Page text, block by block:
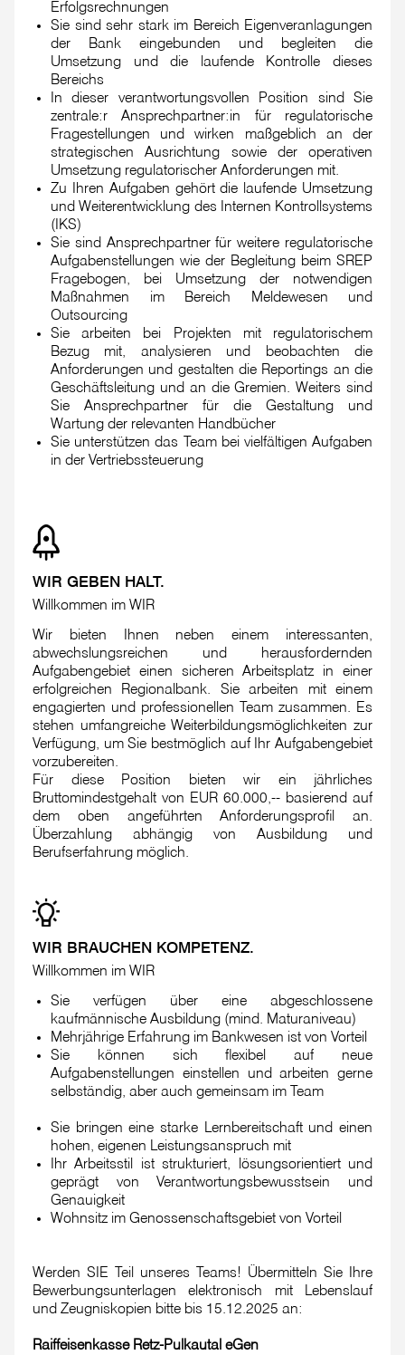
Erfolgsrechnungen
Sie sind sehr stark im Bereich Eigenveranlagungen
der Bank eingebunden und begleiten die
Umsetzung und die laufende Kontrolle dieses
Bereichs
In dieser verantwortungsvollen Position sind Sie
zentrale:r Ansprechpartner:in für regulatorische
Fragestellungen und wirken maßgeblich an der
strategischen Ausrichtung sowie der operativen
Umsetzung regulatorischer Anforderungen mit.
Zu Ihren Aufgaben gehört die laufende Umsetzung
und Weiterentwicklung des Internen Kontrollsystems
(IKS)
Sie sind Ansprechpartner für weitere regulatorische
Aufgabenstellungen wie der Begleitung beim SREP
Fragebogen, bei Umsetzung der notwendigen
Maßnahmen im Bereich Meldewesen und
Outsourcing
Sie arbeiten bei Projekten mit regulatorischem
Bezug mit, analysieren und beobachten die
Anforderungen und gestalten die Reportings an die
Geschäftsleitung und an die Gremien. Weiters sind
Sie Ansprechpartner für die Gestaltung und
Wartung der relevanten Handbücher
Sie unterstützen das Team bei vielfältigen Aufgaben
in der Vertriebssteuerung
WIR GEBEN HALT.
Willkommen im WIR
Wir bieten Ihnen neben einem interessanten,
abwechslungsreichen und herausfordernden
Aufgabengebiet einen sicheren Arbeitsplatz in einer
erfolgreichen Regionalbank. Sie arbeiten mit einem
engagierten und professionellen Team zusammen. Es
stehen umfangreiche Weiterbildungsmöglichkeiten zur
Verfügung, um Sie bestmöglich auf Ihr Aufgabengebiet
vorzubereiten.
Für diese Position bieten wir ein jährliches
Bruttomindestgehalt von EUR 60.000,-- basierend auf
dem oben angeführten Anforderungsprofil an.
Überzahlung abhängig von Ausbildung und
Berufserfahrung möglich.
WIR BRAUCHEN KOMPETENZ.
Willkommen im WIR
Sie verfügen über eine abgeschlossene
kaufmännische Ausbildung (mind. Maturaniveau)
Mehrjährige Erfahrung im Bankwesen ist von Vorteil
Sie können sich flexibel auf neue
Aufgabenstellungen einstellen und arbeiten gerne
selbständig, aber auch gemeinsam im Team
Sie bringen eine starke Lernbereitschaft und einen
hohen, eigenen Leistungsanspruch mit
Ihr Arbeitsstil ist strukturiert, lösungsorientiert und
geprägt von Verantwortungsbewusstsein und
Genauigkeit
Wohnsitz im Genossenschaftsgebiet von Vorteil
Werden SIE Teil unseres Teams! Übermitteln Sie Ihre
Bewerbungsunterlagen elektronisch mit Lebenslauf
und Zeugniskopien bitte bis 15.12.2025 an:
Raiffeisenkasse Retz-Pulkautal eGen